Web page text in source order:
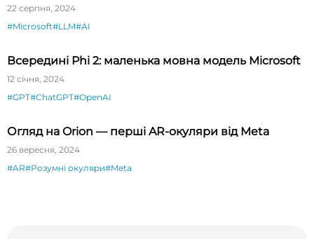
22 серпня, 2024
#Microsoft#LLM#AI
Всередині Phi 2: маленька мовна модель Microsoft
12 січня, 2024
#GPT#ChatGPT#OpenAI
Огляд на Orion — перші AR-окуляри від Meta
26 вересня, 2024
#AR#Розумні окуляри#Meta